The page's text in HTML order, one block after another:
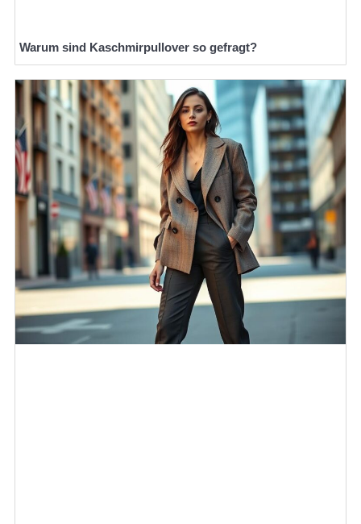
Warum sind Kaschmirpullover so gefragt?